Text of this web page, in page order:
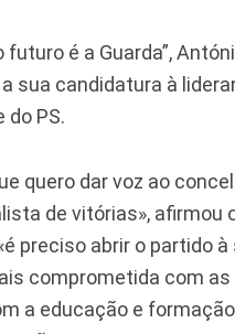
futuro é a Guarda”,
sua candidatura à
do PS.
quero dar voz ao
de vitórias», afirmou
preciso abrir o partido
comprometida com
a educação e